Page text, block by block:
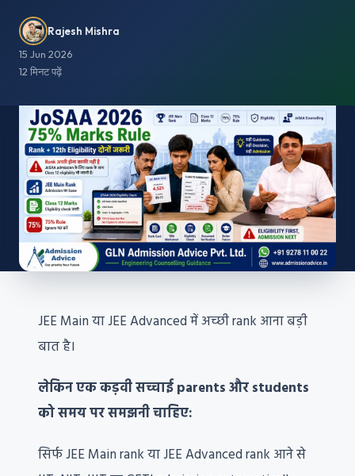
Rajesh Mishra
15 Jun 2026
12 मिनट पढ़ें
JEE Main या JEE Advanced में अच्छी rank आना बड़ी
बात है।
लेकिन एक कड़वी सच्चाई parents और students
को समय पर समझनी चाहिए:
सिर्फ JEE Main rank या JEE Advanced rank आने से